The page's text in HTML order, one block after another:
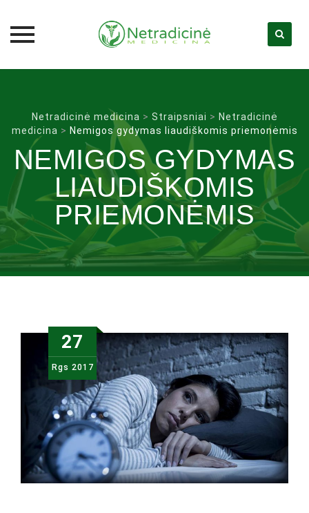
Netradicinė medicina > Straipsniai > Netradicinė
medicina > Nemigos gydymas liaudiškomis priemonėmis
NEMIGOS GYDYMAS
LIAUDIŠKOMIS
PRIEMONĖMIS
27
Rgs 2017